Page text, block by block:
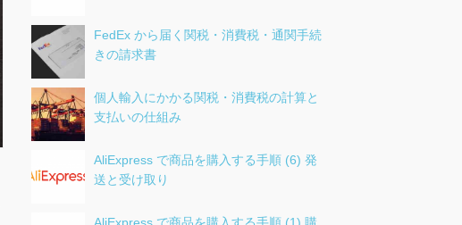
FedEx から届く関税・消費税・通関手続
きの請求書
個人輸入にかかる関税・消費税の計算と
支払いの仕組み
AliExpress で商品を購入する手順 (6) 発
送と受け取り